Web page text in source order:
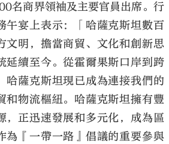
名商界領袖及主要官員出席。行
午宴上表示：「哈薩克斯坦數百
文明，擔當商貿、文化和創新思
延續至今。從霍爾果斯口岸到跨
哈薩克斯坦現已成為連接我們的
和物流樞紐。哈薩克斯坦擁有豐
，正迅速發展和多元化，成為區
為『一帶一路』倡議的重要參與